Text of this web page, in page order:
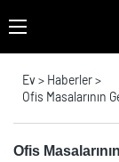
Ev > Haberler>
Ofis Masalarının
Ofis